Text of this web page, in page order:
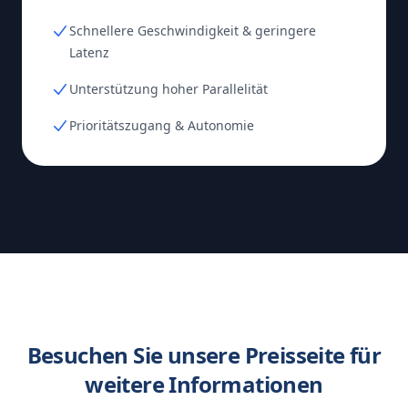
Schnellere Geschwindigkeit & geringere
Latenz
Unterstützung hoher Parallelität
Prioritätszugang & Autonomie
Besuchen Sie unsere Preisseite für
weitere Informationen